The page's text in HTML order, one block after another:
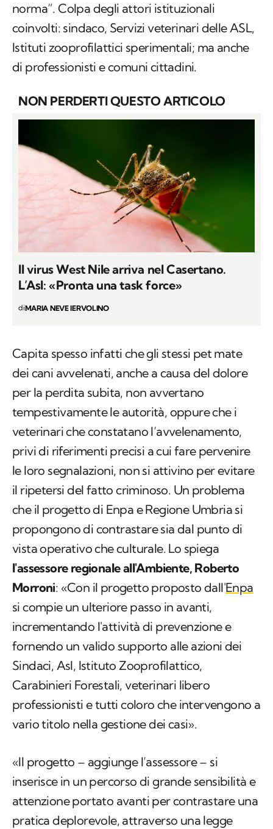
norma”. Colpa degli attori istituzionali
coinvolti: sindaco, Servizi veterinari delle ASL,
Istituti zooprofilattici sperimentali; ma anche
di professionisti e comuni cittadini.
NON PERDERTI QUESTO ARTICOLO
Il virus West Nile arriva nel Casertano.
L’Asl: «Pronta una task force»
diMARIA NEVE IERVOLINO
Capita spesso infatti che gli stessi pet mate
dei cani avvelenati, anche a causa del dolore
per la perdita subita, non avvertano
tempestivamente le autorità, oppure che i
veterinari che constatano l’avvelenamento,
privi di riferimenti precisi a cui fare pervenire
le loro segnalazioni, non si attivino per evitare
il ripetersi del fatto criminoso. Un problema
che il progetto di Enpa e Regione Umbria si
propongono di contrastare sia dal punto di
vista operativo che culturale. Lo spiega
l'assessore regionale all'Ambiente, Roberto
Morroni: «Con il progetto proposto dall'Enpa
si compie un ulteriore passo in avanti,
incrementando l'attività di prevenzione e
fornendo un valido supporto alle azioni dei
Sindaci, Asl, Istituto Zooprofilattico,
Carabinieri Forestali, veterinari libero
professionisti e tutti coloro che intervengono a
vario titolo nella gestione dei casi».
«Il progetto – aggiunge l’assessore – si
inserisce in un percorso di grande sensibilità e
attenzione portato avanti per contrastare una
pratica deplorevole, attraverso una legge